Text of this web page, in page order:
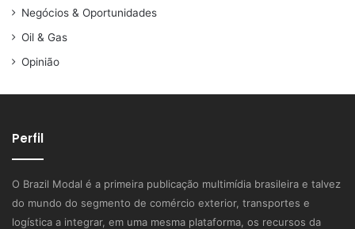
Negócios & Oportunidades
Oil & Gas
Opinião
Perfil
O Brazil Modal é a primeira publicação multimídia brasileira e talvez
do mundo do segmento de comércio exterior, transportes e
logística a integrar, em uma mesma plataforma, os recursos da